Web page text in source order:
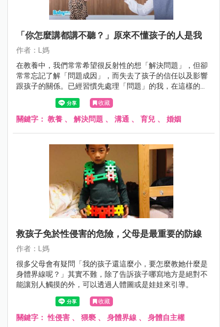
「你怎麼講都講不聽？」原來不懂孩子的人是我
作者：L媽
在教養中，我們常常希望很反射性的想「解決問題」，但卻
常常忘記了解「問題成因」，而失去了孩子的信任以及影響
跟孩子的關係。已經習慣先處理「問題」的我，在這樣的對
話當中深深的學到一課。
收藏
關鍵字： 教養 、 解決問題 、 溝通 、 育兒 、 婚姻
救孩子免於性侵害的危險，父母是最重要的防線
作者：L媽
很多父母會有疑問「我的孩子還這麼小，要怎麼教她什麼是
身體界線呢？」其實不難，除了告訴孩子哪寫地方是絕對不
能讓別人觸摸的外，可以透過人體圖或是娃娃來引導。
收藏
關鍵字：性侵害 、 猥褻 、 身體界線 、 身體自主權